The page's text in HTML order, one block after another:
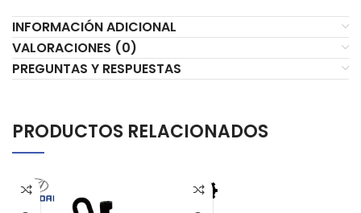
INFORMACIÓN ADICIONAL
VALORACIONES (0)
PREGUNTAS Y RESPUESTAS
PRODUCTOS RELACIONADOS